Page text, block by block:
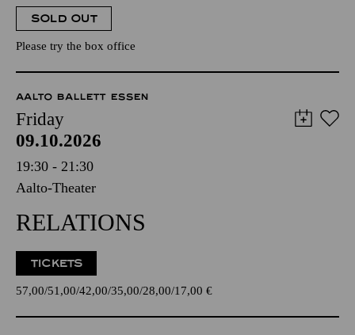
SOLD OUT
Please try the box office
AALTO BALLETT ESSEN
Friday
09.10.2026
19:30 - 21:30
Aalto-Theater
RELATIONS
TICKETS
57,00 51,00 42,00 35,00 28,00 17,00 €